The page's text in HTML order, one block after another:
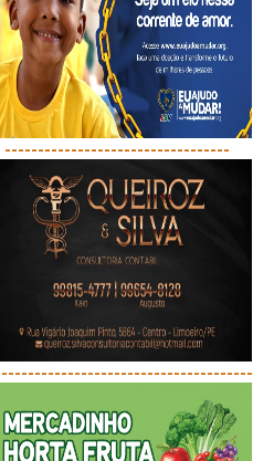
----------------------------------